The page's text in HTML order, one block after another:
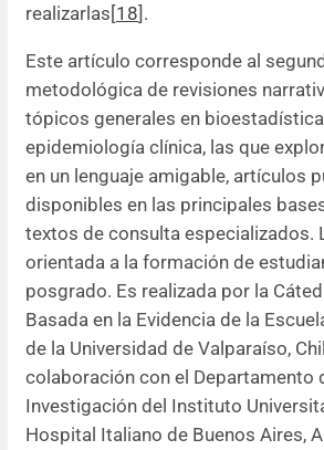
realizarlas[18].
Este artículo corresponde al
metodológica de revisiones
tópicos generales en
epidemiología clínica, las que
en un lenguaje amigable, artículos
disponibles en las principales
textos de consulta especializados.
orientada a la formación de
posgrado. Es realizada por la
Basada en la Evidencia de la
de la Universidad de Valparaíso,
colaboración con el Departamento
Investigación del Instituto
Hospital Italiano de Buenos Aires,